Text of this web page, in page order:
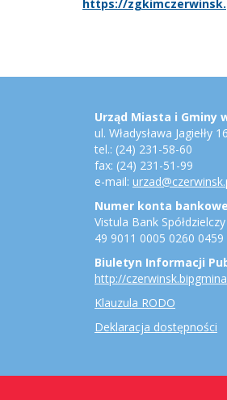
https://
Adres
konto
bankowe,
jednostki
gminne
Urząd Miasta i Gminy
ul. Władysława Jagiełły
tel.: (24) 231-58-60
fax: (24) 231-51-99
e-mail:
Numer konta
Vistula Bank Spółdzielczy
49 9011 0005 0260
Biuletyn Informacji
http://
Klauzula RODO
Deklaracja dostępności